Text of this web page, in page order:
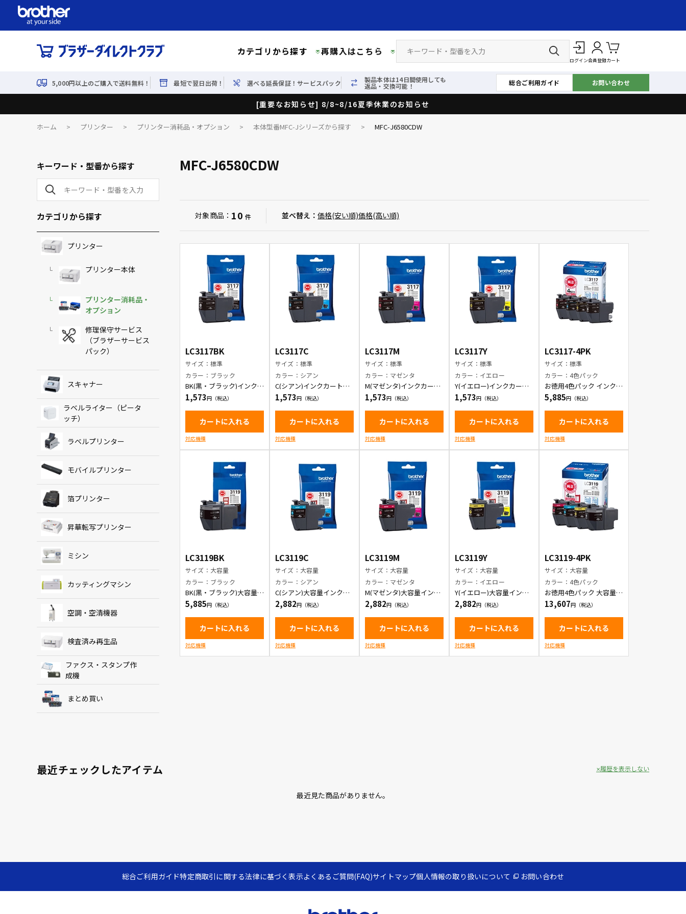
カテゴリから探す 再購入はこちら
ログイン会員登録カート
5,000円以上のご購入で送料無料！ 最短で翌日出荷！ 選べる延長保証！サービスパック 製品本体は14日間使用しても
返品・交換可能！ 総合ご利用ガイド お問い合わせ
[重要なお知らせ] 8/8~8/16夏季休業のお知らせ
ホーム > プリンター > プリンター消耗品・オプション > 本体型番MFC-Jシリーズから探す > MFC-J6580CDW
キーワード・型番から探す
カテゴリから探す
プリンター
プリンター本体
プリンター消耗品・
オプション
修理保守サービス
（ブラザーサービス
パック）
スキャナー
ラベルライター（ピータ
ッチ）
ラベルプリンター
モバイルプリンター
箔プリンター
昇華転写プリンター
ミシン
カッティングマシン
空調・空清機器
検査済み再生品
ファクス・スタンプ作
成機
まとめ買い
MFC-J6580CDW
対象商品： 10 件 並べ替え：価格(安い順)価格(高い順)
LC3117BK
サイズ：標準
カラー：ブラック
BK(黒・ブラック)インクカ
ートリッジ
1,573
カートに入れる
対応機種
LC3117C
サイズ：標準
カラー：シアン
C(シアン)インクカートリ
ッジ
1,573
カートに入れる
対応機種
LC3117M
サイズ：標準
カラー：マゼンタ
M(マゼンタ)インクカート
リッジ
1,573
カートに入れる
対応機種
LC3117Y
サイズ：標準
カラー：イエロー
Y(イエロー)インクカート
リッジ
1,573
カートに入れる
対応機種
LC3117-4PK
サイズ：標準
カラー：4色パック
お徳用4色パック インクカ
ートリッジ
5,885
カートに入れる
対応機種
LC3119BK
サイズ：大容量
カラー：ブラック
BK(黒・ブラック)大容量イ
ンクカートリッジ
5,885
カートに入れる
対応機種
LC3119C
サイズ：大容量
カラー：シアン
C(シアン)大容量インクカ
ートリッジ
2,882
カートに入れる
対応機種
LC3119M
サイズ：大容量
カラー：マゼンタ
M(マゼンタ)大容量インク
カートリッジ
2,882
カートに入れる
対応機種
LC3119Y
サイズ：大容量
カラー：イエロー
Y(イエロー)大容量インク
カートリッジ
2,882
カートに入れる
対応機種
LC3119-4PK
サイズ：大容量
カラー：4色パック
お徳用4色パック 大容量イ
ンクカートリッジ
13,607
カートに入れる
対応機種
最近チェックしたアイテム
最近見た商品がありません。
履歴を表示しない
総合ご利用ガイド特定商取引に関する法律に基づく表示よくあるご質問(FAQ)サイトマップ個人情報の取り扱いについて お問い合わせ